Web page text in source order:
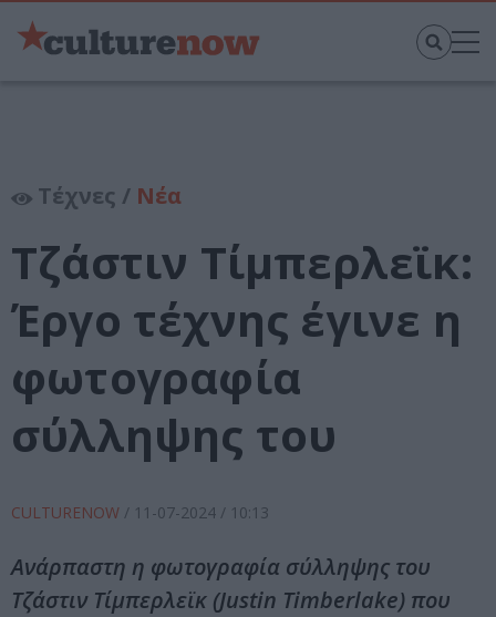
Τέχνες / Νέα
Τζάστιν Τίμπερλεϊκ:
Έργο τέχνης έγινε η
φωτογραφία
σύλληψης του
CULTURENOW / 11-07-2024 / 10:13
Ανάρπαστη η φωτογραφία σύλληψης του
Τζάστιν Τίμπερλεϊκ (Justin Timberlake) που